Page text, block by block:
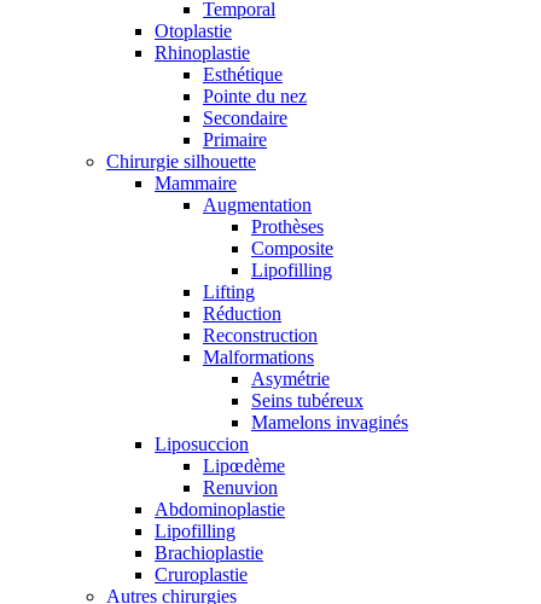
Temporal
Otoplastie
Rhinoplastie
Esthétique
Pointe du nez
Secondaire
Primaire
Chirurgie silhouette
Mammaire
Augmentation
Prothèses
Composite
Lipofilling
Lifting
Réduction
Reconstruction
Malformations
Asymétrie
Seins tubéreux
Mamelons invaginés
Liposuccion
Lipœdème
Renuvion
Abdominoplastie
Lipofilling
Brachioplastie
Cruroplastie
Autres chirurgies